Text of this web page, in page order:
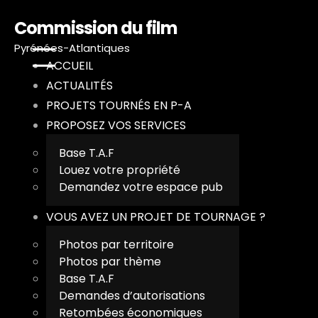
Commission du film
Pyrénées-Atlantiques
ACCUEIL
ACTUALITÉS
PROJETS TOURNÉS EN P-A
PROPOSEZ VOS SERVICES
Base T.A.F
Louez votre propriété
Demandez votre espace pub
VOUS AVEZ UN PROJET DE TOURNAGE ?
Photos par territoire
Photos par thème
Base T.A.F
Demandes d’autorisations
Retombées économiques